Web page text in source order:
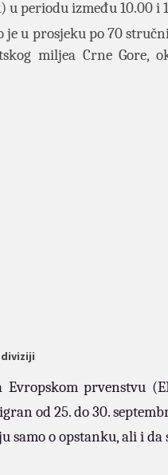
periodu između 10.00 i
u prosjeku po 70
miljea Crne
prvenstvu
od 25. do 30.
samo o opstanku, ali i